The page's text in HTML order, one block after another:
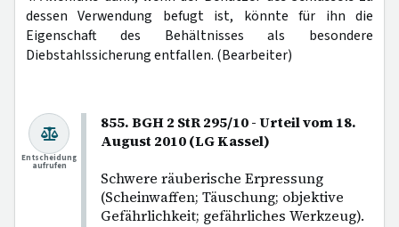
dessen Verwendung befugt ist, könnte für ihn die
Eigenschaft des Behältnisses als besondere
Diebstahlssicherung entfallen. (Bearbeiter)
855. BGH 2 StR 295/10 - Urteil vom 18.
August 2010 (LG Kassel)
Schwere räuberische Erpressung
(Scheinwaffen; Täuschung; objektive
Gefährlichkeit; gefährliches Werkzeug).
Entscheidung
aufrufen